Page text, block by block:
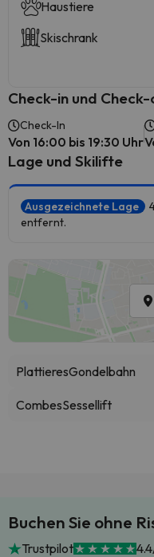
Haustiere
Skischrank
Check-in und
Check-In
Von 16:00 bis 19:30 Uhr
Lage und Skilifte
Ausgezeichnete Lage
entfernt.
PlattieresGondelbahn
CombesSessellift
Buchen Sie ohne
Trustpilot